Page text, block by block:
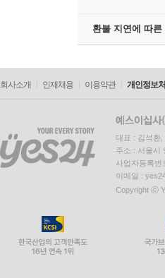
환불 지연에 따른
회사소개 인재채용 이용약관 개인정보
대표 : 김석환,
주소 : 서울시
사업자등록
이메일 :
Copyright ⓒ